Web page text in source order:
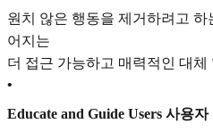
원치 않은 행동을 제거하려고 하
어지는
더 접근 가능하고 매력적인 대
•
Educate and Guide Users 사용자